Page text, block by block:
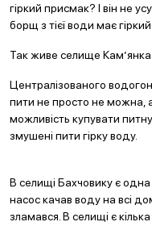
гіркий присмак? І він не
борщ з тієї води має
Так живе селище
Централізованого
пити не просто не можна,
можливість купувати
змушені пити гірку воду.
В селищі Бахчовику є
насос качав воду на всі
зламався. В селищі є